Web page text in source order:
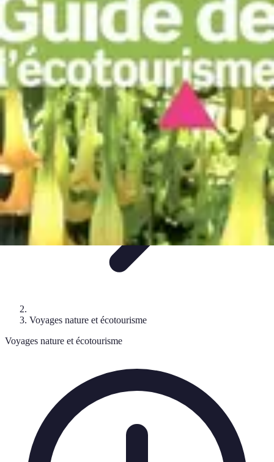
Rivière et Océan
Voyages nature et écotourisme
TendancesAnalyse et
opinionsConseils pratiques Écotourisme
Rivière et Océan
Voyages nature et écotourisme
Voyages nature et écotourisme